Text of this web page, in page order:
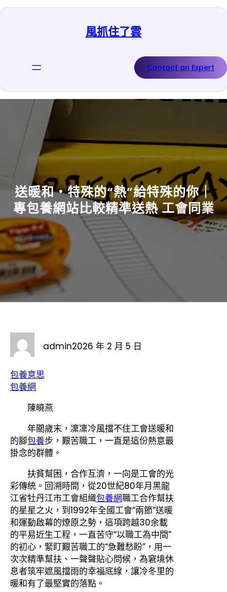
跳
風抓住了雲
Contact an Expert
送暖和・特殊的“熱”給特殊的你｜
專包養網站比較精準送熱 工會同業
admin2026 年 2 月 5 日
包養意思
包養網
陳曉燕
年關歲末，凜凜冷風擋不住工會送暖和
的腳包養步，艱苦職工，一直是這份熱意最
掛念的群體。
扶貧幫困，合作互濟，一向是工會的光
彩傳統。回溯時間，從20世紀80年月黑龍
江省牡丹江市工會組織包養網職工合作幫扶
的星星之火，到1992年全國工會“兩節”送暖
和運動啟幕的燎原之勢，這項跨越30余載
的平易近生工程，一直苦守“以職工為中間”
的初心，緊盯艱苦職工的“急難愁盼”，用一
次次精準幫扶、一聲聲貼心問候，為窘境休
息者筑牢遮風擋雨的幸福底線，讓冷冬里的
暖和有了最堅實的落點。